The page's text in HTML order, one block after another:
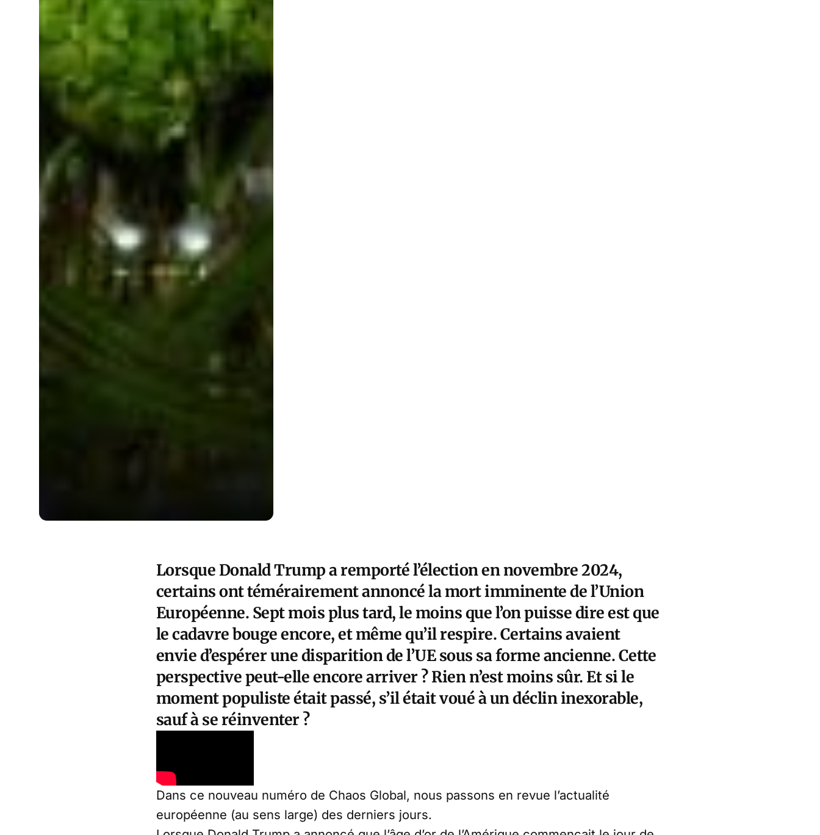
Lorsque Donald Trump a remporté l’élection en novembre 2024,
certains ont témérairement annoncé la mort imminente de l’Union
Européenne. Sept mois plus tard, le moins que l’on puisse dire est que
le cadavre bouge encore, et même qu’il respire. Certains avaient
envie d’espérer une disparition de l’UE sous sa forme ancienne. Cette
perspective peut-elle encore arriver ? Rien n’est moins sûr. Et si le
moment populiste était passé, s’il était voué à un déclin inexorable,
sauf à se réinventer ?
Dans ce nouveau numéro de Chaos Global, nous passons en revue l’actualité
européenne (au sens large) des derniers jours.